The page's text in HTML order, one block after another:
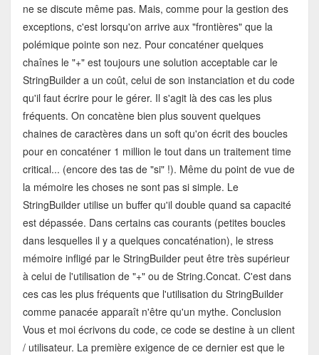
ne se discute même pas. Mais, comme pour la gestion des
exceptions, c'est lorsqu'on arrive aux "frontières" que la
polémique pointe son nez. Pour concaténer quelques
chaînes le "+" est toujours une solution acceptable car le
StringBuilder a un coût, celui de son instanciation et du code
qu'il faut écrire pour le gérer. Il s'agit là des cas les plus
fréquents. On concatène bien plus souvent quelques
chaines de caractères dans un soft qu'on écrit des boucles
pour en concaténer 1 million le tout dans un traitement time
critical... (encore des tas de "si" !). Même du point de vue de
la mémoire les choses ne sont pas si simple. Le
StringBuilder utilise un buffer qu'il double quand sa capacité
est dépassée. Dans certains cas courants (petites boucles
dans lesquelles il y a quelques concaténation), le stress
mémoire infligé par le StringBuilder peut être très supérieur
à celui de l'utilisation de "+" ou de String.Concat. C'est dans
ces cas les plus fréquents que l'utilisation du StringBuilder
comme panacée apparaît n'être qu'un mythe. Conclusion
Vous et moi écrivons du code, ce code se destine à un client
/ utilisateur. La première exigence de ce dernier est que le